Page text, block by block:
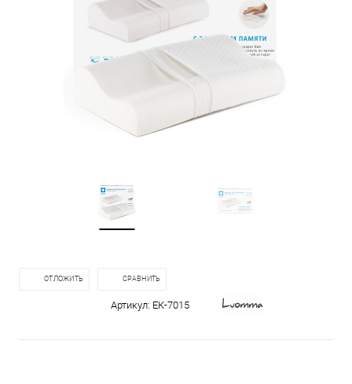
ОТЛОЖИТЬ СРАВНИТЬ
Артикул: ЕК-7015